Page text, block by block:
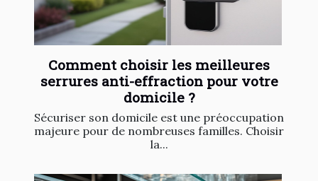
Comment choisir les meilleures
serrures anti-effraction pour votre
domicile ?
Sécuriser son domicile est une préoccupation
majeure pour de nombreuses familles. Choisir
la...